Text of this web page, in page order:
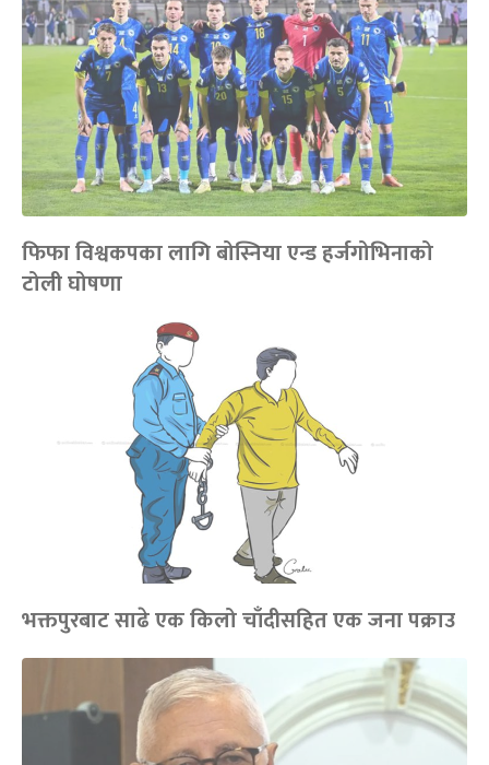
फिफा विश्वकपका लागि बोस्निया एन्ड हर्जगोभिनाको
टोली घोषणा
भक्तपुरबाट साढे एक किलो चाँदीसहित एक जना पक्राउ